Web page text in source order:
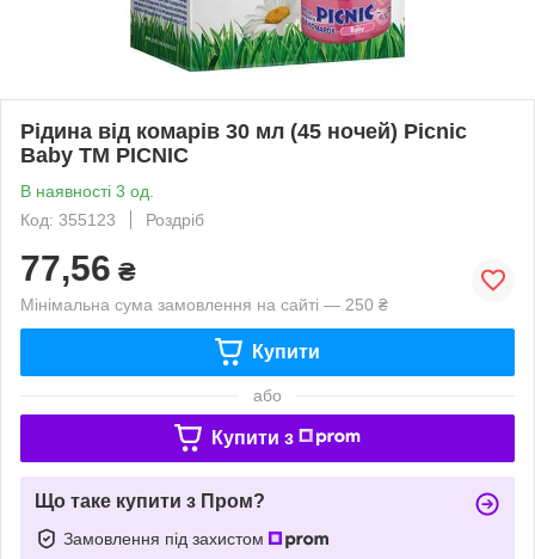
Рідина від комарів 30 мл (45 ночей) Picnic
Baby ТМ PICNIC
В наявності 3 од.
Код: 355123
Роздріб
77,56 ₴
Мінімальна сума замовлення на сайті — 250 ₴
Купити
або
Купити з
Що таке купити з Пром?
Замовлення під захистом